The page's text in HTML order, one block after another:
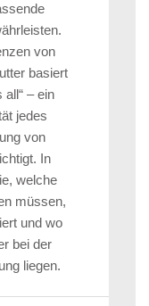
von
basiert
all“ – ein
jedes
von
In
welche
müssen,
und wo
bei der
liegen.